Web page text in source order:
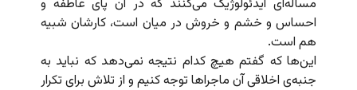
مسأله‌ای ایدئولوژیک می‌کنند که در آن پای عاطفه و
احساس و خشم و خروش در میان است،‌ کارشان شبیه
هم است.
این‌ها که گفتم هیچ کدام نتیجه نمی‌دهد که نباید به
جنبه‌ی اخلاقی آن ماجراها توجه کنیم و از تلاش برای تکرار